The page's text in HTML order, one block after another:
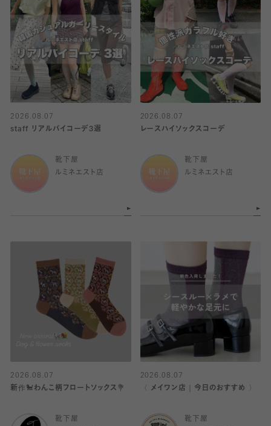
2026.08.07
staff リアルバイコーデ3選
靴下屋
ルミネエスト店
2026.08.07
レースハイソックスコーデ
靴下屋
ルミネエスト店
2026.08.07
新作🐩わんこ柄フロートソックス💐
靴下屋
2026.08.07
〈 メイワン店｜今日のおすすめ 〉
靴下屋